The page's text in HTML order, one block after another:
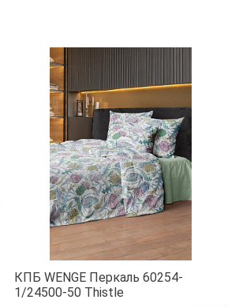
КПБ WENGE Перкаль 60254-
1/24500-50 Тhistle